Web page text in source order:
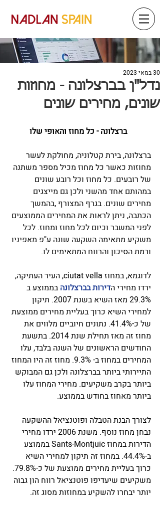
נדל"ן בברצלונה - מחוזות
שונים, מחירים שונים
30 במאי 2023
ברצלונה - כל מחוז והאופי שלו
ברצלונה, בירת קטלוניה, מחולקת לעשר
מחוזות כאשר כל מחוז מכיל מספר משתנה
של רובעים. כל מחוז וכל רובע שונים
במהותם אחד מהשני ולכן גם מייצגים
מחירים שונים. בגרף המצורף ,בהמשך
הכתבה, ניתן לראות את המחירים הממוצעים
לפני המשבר וכיום לכל מחוז ומחוז. לכל
משקיע מתאימה השקעה שונה ע"פ מאפיניו
ורמת הסיכון והרווח המתאימים לו.
לדוגמא, במחוז ciutat vella, העיר העתיקה,
ירדו מחירי הדירות בברצלונה בממוצע ב
29.3% מאז השיא בשנת 2007. תיקון
למחירי השיא כרוך בעליית מחירים ממוצעת
של כ-41.4%. נתונים חיוביים מלווים את
מחוז זה מאז תחילת שנת 2014. בתשעת
החודשים הראשונים של השנה בלבד, עלו
המחירים במחוז ב- 9.3%. מחוז זה היו המחוז
התיירותי ביותר בברצלונה ולכן גם המבוקש
ביותר בקרב משקיעים. מחירי המחוז עלו
ביותר מאחוז בחודש בממוצע.
לצורך הבנת הטבלה ופוטנציאל ההשקעה
נבחן מחוז נוסף. משנת 2006 ירדו מחירי
הדירות במחוז Sants-Montjuïc בממוצע
ב-44.4%. במחוז זה תיקון למחירי השיא
כרוך בעליית מחירים ממוצעת של כ-79.8%­.
משקיעים שיעדיפו פוטנציאל רווח הון גבוה
יותר יבחרו להשקיע במחוזות מסוג זה.